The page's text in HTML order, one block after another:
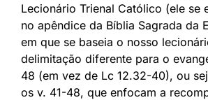
Lecionário Trienal Católico (ele se
no apêndice da Bíblia Sagrada da
em que se baseia o nosso
delimitação diferente para o
48 (em vez de Lc 12.32-40), ou
os v. 41-48, que enfocam a